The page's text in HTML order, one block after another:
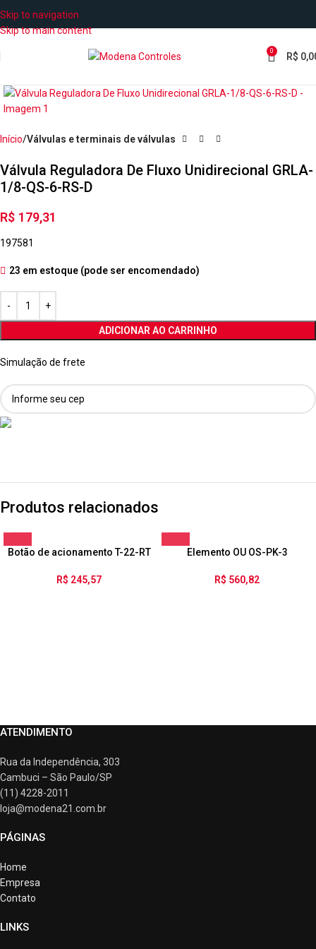
Skip to navigation
Skip to main content
0 R$
Início Válvulas e terminais de válvulas
Válvula Reguladora De Fluxo Unidirecional GRLA-
1/8-QS-6-RS-D
R$ 179,31
197581
23 em estoque (pode ser encomendado)
ADICIONAR AO CARRINHO
Simulação de frete
Produtos relacionados
Botão de acionamento T-22-RT
R$ 245,57
Elemento OU OS-PK-3
R$ 560,82
ATENDIMENTO
Rua da Independência, 303
Cambuci – São Paulo/SP
(11) 4228-2011
loja@modena21.com.br
PÁGINAS
Home
Empresa
Contato
LINKS